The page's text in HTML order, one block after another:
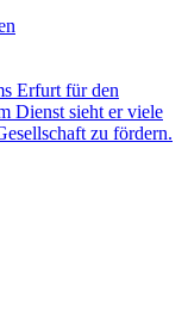
Erfurt für den
Dienst sieht er viele
zu fördern.